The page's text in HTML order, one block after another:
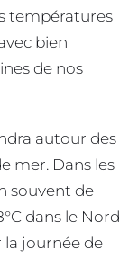
températures
bien
de nos
autour des
mer. Dans les
souvent de
dans le Nord
journée de